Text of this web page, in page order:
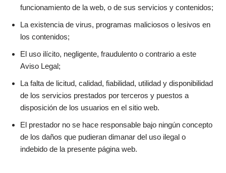
funcionamiento de la web, o de sus servicios y contenidos;
La existencia de virus, programas maliciosos o lesivos en
los contenidos;
El uso ilícito, negligente, fraudulento o contrario a este
Aviso Legal;
La falta de licitud, calidad, fiabilidad, utilidad y disponibilidad
de los servicios prestados por terceros y puestos a
disposición de los usuarios en el sitio web.
El prestador no se hace responsable bajo ningún concepto
de los daños que pudieran dimanar del uso ilegal o
indebido de la presente página web.